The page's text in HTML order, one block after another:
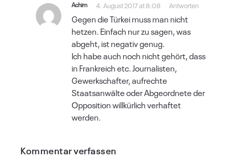
Achim 4. August 2017 at 8:08 Antworten
Gegen die Türkei muss man nicht
hetzen. Einfach nur zu sagen, was
abgeht, ist negativ genug.
Ich habe auch noch nicht gehört, dass
in Frankreich etc. Journalisten,
Gewerkschafter, aufrechte
Staatsanwälte oder Abgeordnete der
Opposition willkürlich verhaftet
werden.
Kommentar verfassen